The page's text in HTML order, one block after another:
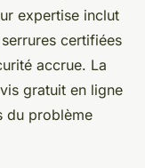
expertise inclut
certifiées
accrue. La
gratuit en ligne
du problème